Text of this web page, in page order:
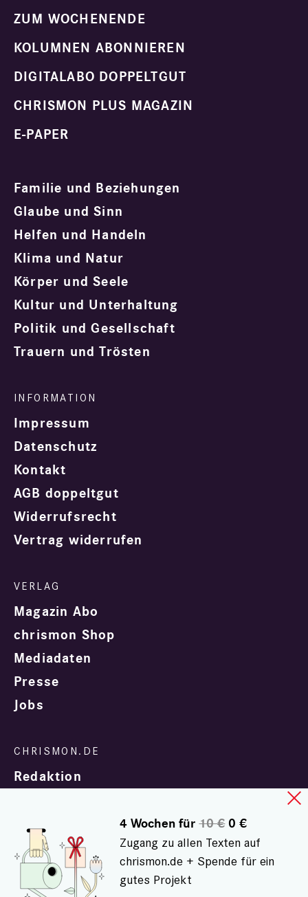
ZUM WOCHENENDE
KOLUMNEN ABONNIEREN
DIGITALABO DOPPELTGUT
CHRISMON PLUS MAGAZIN
E-PAPER
Familie und Beziehungen
Glaube und Sinn
Helfen und Handeln
Klima und Natur
Körper und Seele
Kultur und Unterhaltung
Politik und Gesellschaft
Trauern und Trösten
Impressum
Datenschutz
Kontakt
AGB doppeltgut
Widerrufsrecht
Vertrag widerrufen
Magazin Abo
chrismon Shop
Mediadaten
Presse
Jobs
Redaktion
4 Wochen für10 €0 €
Zugang zu allen Texten auf
chrismon.de + Spende für ein
gutes Projekt